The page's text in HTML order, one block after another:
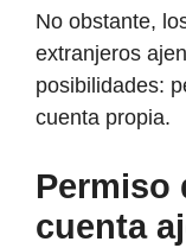
No obstante,
extranjeros
posibilidades:
cuenta propia.
Permiso
cuenta